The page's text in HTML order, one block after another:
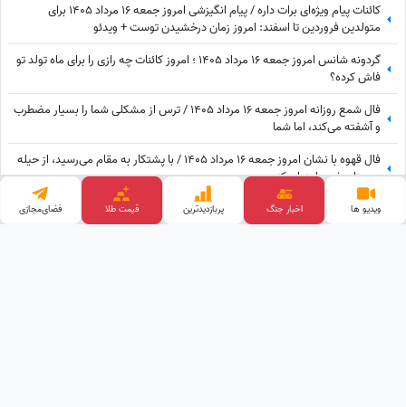
کائنات پیام ویژه‌ای برات داره / پیام انگیزشی امروز جمعه 16 مرداد 1405 برای
متولدین فروردین تا اسفند: امروز زمان درخشیدن توست + ویدئو
گردونه شانس امروز جمعه 16 مرداد 1405 ؛ امروز کائنات چه رازی را برای ماه تولد تو
فاش کرده؟
فال شمع روزانه امروز جمعه 16 مرداد 1405 / ترس از مشکلی شما را بسیار مضطرب
و آشفته می‌کند، اما شما
فال قهوه با نشان امروز جمعه 16 مرداد 1405 / با پشتکار به مقام می‌رسید، از حیله
دوستان خود را پنهان کنید
فال روزانه امروز جمعه 16 مرداد 1405 / اطرافیان قدر شما را نمی‌دانند و به اندازه
کافی به شما ارزش نمی‌دهند، اما به زودی متوجه می‌شوید که ...
ویدیو ها اخبار جنگ پربازدید‌ترین قیمت طلا فضای‌مجازی